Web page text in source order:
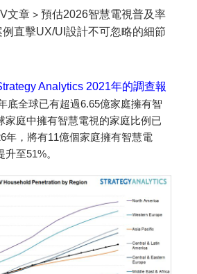
文章 >預估2026智慧電視普及率
直擊UX/UI設計不可忽略的細節
Analytics 2021年的調查報
底全球已有超過6.65億家庭擁有智
家庭中擁有智慧電視的家庭比例已
年，將有11億個家庭擁有智慧電
至51%。